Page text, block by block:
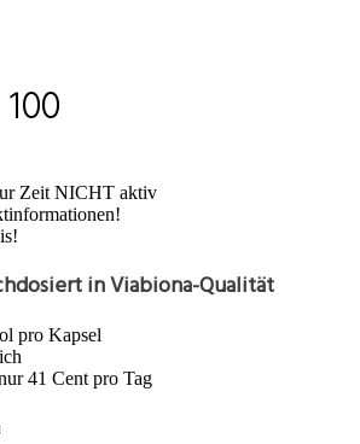
Zeit NICHT aktiv
in Viabiona-Qualität
pro Kapsel
41 Cent pro Tag